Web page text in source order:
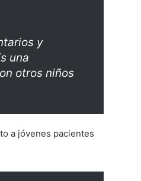
y
una
otros niños
a jóvenes pacientes